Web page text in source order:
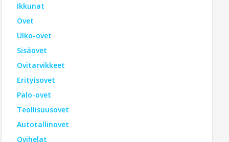
Ikkunat
Ovet
Ulko-ovet
Sisäovet
Ovitarvikkeet
Erityisovet
Palo-ovet
Teollisuusovet
Autotallinovet
Ovihelat